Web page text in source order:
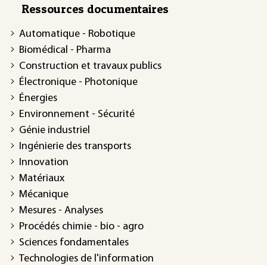
Ressources documentaires
Automatique - Robotique
Biomédical - Pharma
Construction et travaux publics
Électronique - Photonique
Énergies
Environnement - Sécurité
Génie industriel
Ingénierie des transports
Innovation
Matériaux
Mécanique
Mesures - Analyses
Procédés chimie - bio - agro
Sciences fondamentales
Technologies de l'information